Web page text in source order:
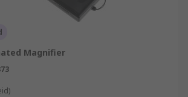
Magnifier